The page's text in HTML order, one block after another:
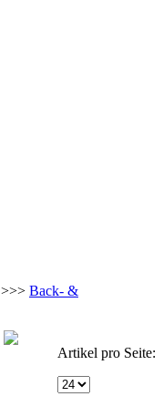
>>> Back- &
Artikel pro Seite: